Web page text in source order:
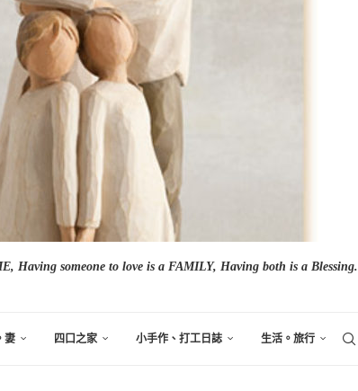
Having someone to love is a FAMILY, Having both is a Blessing.
妻 四口之家 小手作、打工日誌 生活。旅行